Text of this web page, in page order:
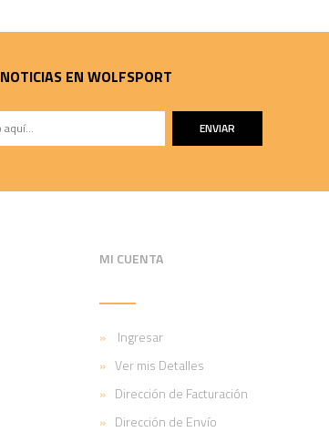
NOTICIAS EN WOLFSPORT
ENVIAR
MI CUENTA
Ingresar
Ver mis Detalles
Dirección de Facturación
Dirección de Envío